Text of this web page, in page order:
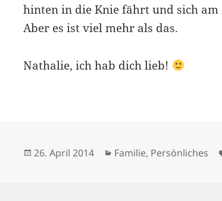
hinten in die Knie fährt und sich am
Aber es ist viel mehr als das.
Nathalie, ich hab dich lieb!
Veröffentlicht
26. April 2014 Kategorien
Familie, Persönliches